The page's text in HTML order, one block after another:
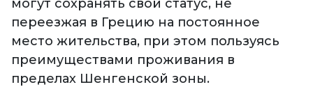
могут сохранять свой статус, не
переезжая в Грецию на постоянное
место жительства, при этом пользуясь
преимуществами проживания в
пределах Шенгенской зоны.